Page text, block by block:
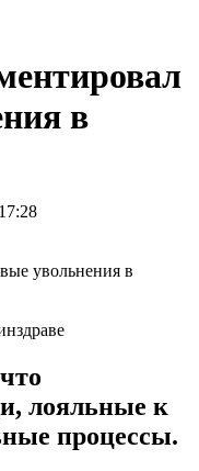
в
лояльные к
процессы.